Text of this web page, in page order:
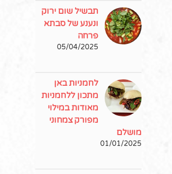
תבשיל שום ירוק
ונענע של סבתא
פרחה
05/04/2025
לחמניות באן
מתכון ללחמניות
מאודות במילוי
מפורק צמחוני
מושלם
01/01/2025